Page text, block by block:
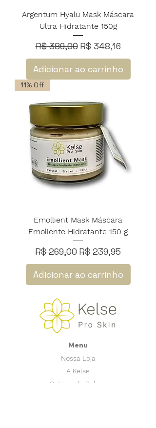
Argentum Hyalu Mask Máscara
Ultra Hidratante 150g
Preço normal
R$ 389,00 Preço promocional
R$ 348,16
Adicionar ao carrinho
11% Off
Emollient Mask Máscara
Emoliente Hidratante 150 g
Preço normal
R$ 269,00 Preço promocional
R$ 239,95
Adicionar ao carrinho
Menu
Nossa Loja
A Kelse
Rotinas de Beleza